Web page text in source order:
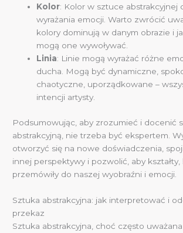
Kolor: Kolor w sztuce abstrakcyjnej
wyrażania emocji. Warto zwrócić
kolory dominują w danym obrazie i
mogą one wywoływać.
Linia: Linie mogą wyrażać różne
ducha. Mogą być dynamiczne,
chaotyczne, uporządkowane –
intencji artysty.
Podsumowując, aby zrozumieć i docenić
abstrakcyjną, nie trzeba być ekspertem.
otworzyć się na nowe doświadczenia,
innej perspektywy i pozwolić, aby kształty,
przemówiły do naszej wyobraźni i emocji.
Sztuka abstrakcyjna: jak interpretować i
przekaz
Sztuka abstrakcyjna, choć często